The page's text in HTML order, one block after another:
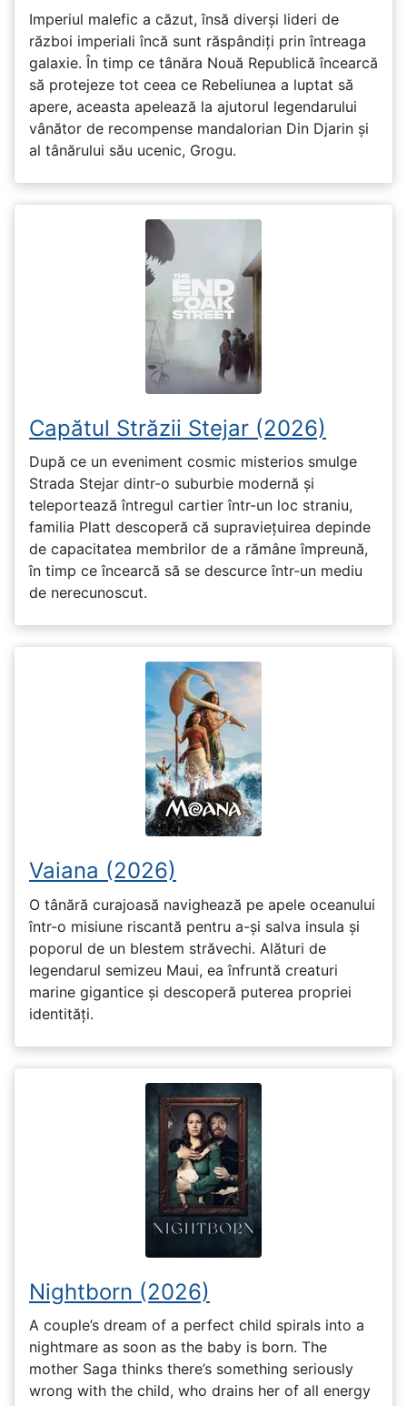
Imperiul malefic a căzut, însă diverși lideri de
război imperiali încă sunt răspândiți prin întreaga
galaxie. În timp ce tânăra Nouă Republică încearcă
să protejeze tot ceea ce Rebeliunea a luptat să
apere, aceasta apelează la ajutorul legendarului
vânător de recompense mandalorian Din Djarin și
al tânărului său ucenic, Grogu.
Capătul Străzii Stejar (2026)
După ce un eveniment cosmic misterios smulge
Strada Stejar dintr-o suburbie modernă și
teleportează întregul cartier într-un loc straniu,
familia Platt descoperă că supraviețuirea depinde
de capacitatea membrilor de a rămâne împreună,
în timp ce încearcă să se descurce într-un mediu
de nerecunoscut.
Vaiana (2026)
O tânără curajoasă navighează pe apele oceanului
într-o misiune riscantă pentru a-și salva insula și
poporul de un blestem străvechi. Alături de
legendarul semizeu Maui, ea înfruntă creaturi
marine gigantice și descoperă puterea propriei
identități.
Nightborn (2026)
A couple’s dream of a perfect child spirals into a
nightmare as soon as the baby is born. The
mother Saga thinks there’s something seriously
wrong with the child, who drains her of all energy